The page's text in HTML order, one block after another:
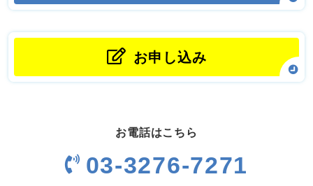
お申し込み
お電話はこちら
03-3276-7271